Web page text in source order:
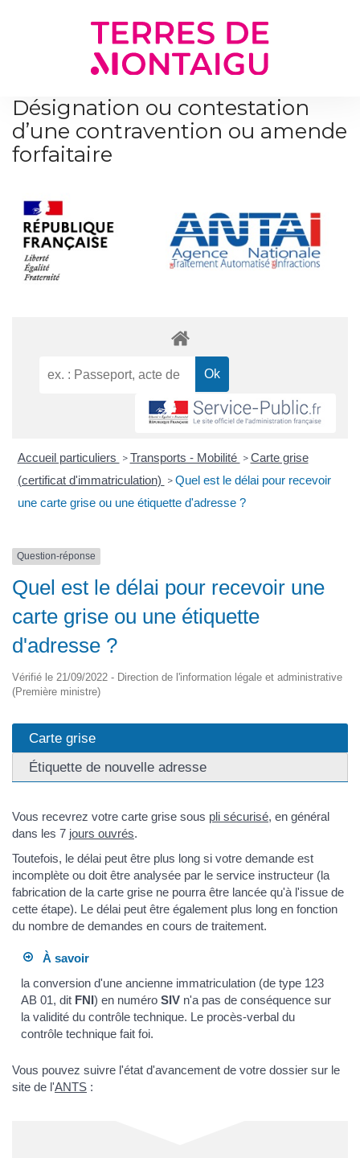
Désignation ou contestation
d’une contravention ou amende
forfaitaire
Accueil particuliers > Transports - Mobilité > Carte grise
(certificat d'immatriculation) > Quel est le délai pour recevoir
une carte grise ou une étiquette d'adresse ?
Question-réponse
Quel est le délai pour recevoir une
carte grise ou une étiquette
d'adresse ?
Vérifié le 21/09/2022 - Direction de l'information légale et administrative
(Première ministre)
Carte grise
Étiquette de nouvelle adresse
Vous recevrez votre carte grise sous pli sécurisé, en général
dans les 7 jours ouvrés.
Toutefois, le délai peut être plus long si votre demande est
incomplète ou doit être analysée par le service instructeur (la
fabrication de la carte grise ne pourra être lancée qu'à l'issue de
cette étape). Le délai peut être également plus long en fonction
du nombre de demandes en cours de traitement.
À savoir
la conversion d'une ancienne immatriculation (de type 123
AB 01, dit FNI) en numéroSIV n'a pas de conséquence sur
la validité du contrôle technique. Le procès-verbal du
contrôle technique fait foi.
Vous pouvez suivre l'état d'avancement de votre dossier sur le
site de l'ANTS :